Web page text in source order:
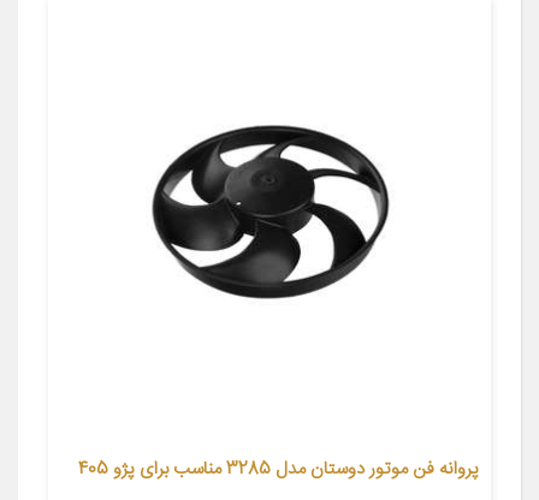
پروانه فن موتور دوستان مدل 3285 مناسب برای پژو 405